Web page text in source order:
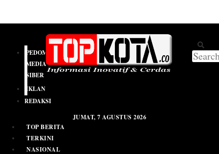
PEDOMAN
MEDIA
SIBER
IKLAN
REDAKSI
JUMAT, 7 AGUSTUS 2026
TOP BERITA
TERKINI
NASIONAL